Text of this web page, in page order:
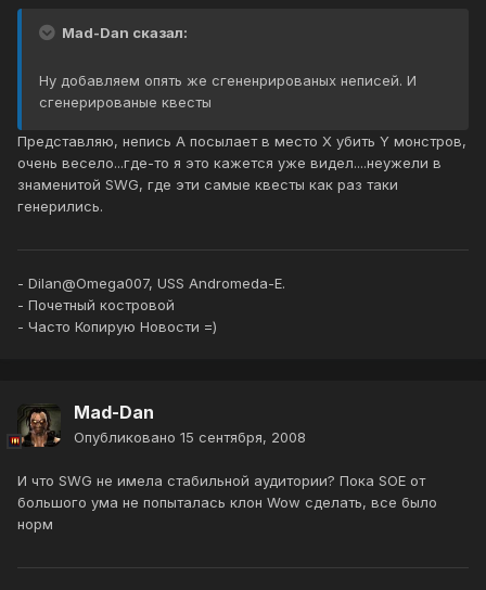
Mad-Dan сказал:
Ну добавляем опять же сгененрированых неписей. И
сгенерированые квесты
Представляю, непись А посылает в место X убить Y монстров,
очень весело...где-то я это кажется уже видел....неужели в
знаменитой SWG, где эти самые квесты как раз таки
генерились.
- Dilan@Omega007, USS Andromeda-E.
- Почетный костровой
- Часто Копирую Новости =)
Mad-Dan
Опубликовано 15 сентября, 2008
И что SWG не имела стабильной аудитории? Пока SOE от
большого ума не попыталась клон Wow сделать, все было
норм